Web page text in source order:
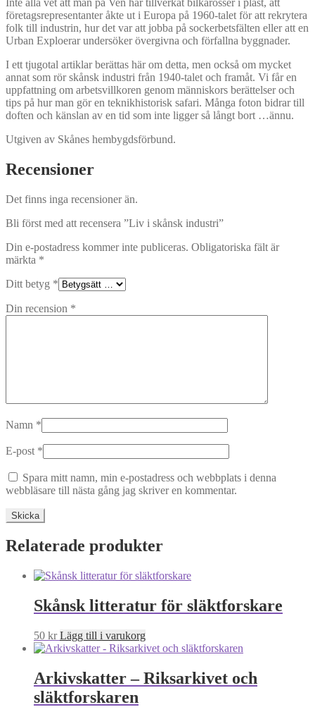
företagsrepresentanter åkte ut i Europa på 1960-talet för att rekrytera
folk till industrin, hur det var att jobba på sockerbetsfälten eller att en
Urban Exploerar undersöker övergivna och förfallna byggnader.
I ett tjugotal artiklar berättas här om detta, men också om mycket
annat som rör skånsk industri från 1940-talet och framåt. Vi får en
uppfattning om arbetsvillkoren genom människors berättelser och
tips på hur man gör en teknikhistorisk safari. Många foton bidrar till
doften och känslan av en tid som inte ligger så långt bort …ännu.
Utgiven av Skånes hembygdsförbund.
Recensioner
Det finns inga recensioner än.
Bli först med att recensera ”Liv i skånsk industri”
Din e-postadress kommer inte publiceras. Obligatoriska fält är
märkta *
Ditt betyg *
Din recension *
Namn *
E-post *
Spara mitt namn, min e-postadress och webbplats i denna
webbläsare till nästa gång jag skriver en kommentar.
Relaterade produkter
Skånsk litteratur för släktforskare
50 kr Lägg till i varukorg
Arkivskatter – Riksarkivet och
släktforskaren